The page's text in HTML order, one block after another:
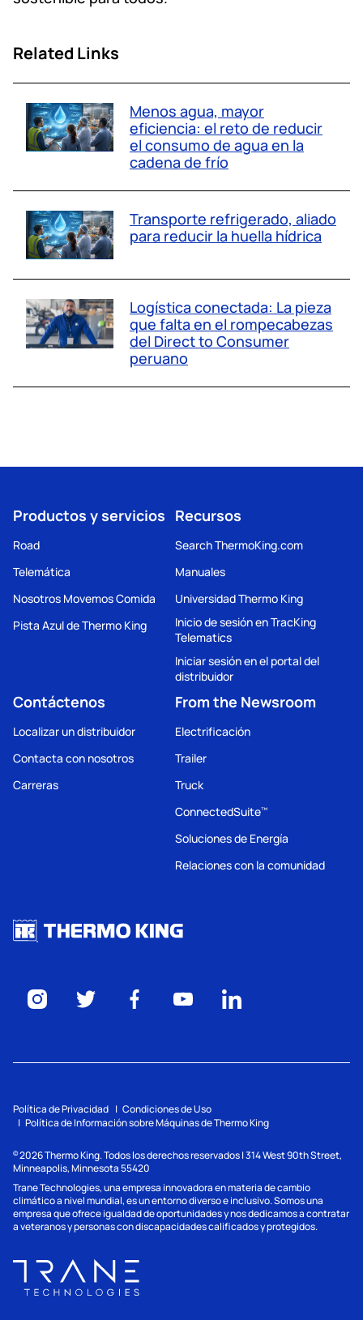
Related Links
Menos agua, mayor
eficiencia: el reto de reducir
el consumo de agua en la
cadena de frío
Transporte refrigerado, aliado
para reducir la huella hídrica
Logística conectada: La pieza
que falta en el rompecabezas
del Direct to Consumer
peruano
Productos y servicios
Road
Telemática
Nosotros Movemos Comida
Pista Azul de Thermo King
Recursos
Search ThermoKing.com
Manuales
Universidad Thermo King
Inicio de sesión en TracKing
Telematics
Iniciar sesión en el portal del
distribuidor
Contáctenos
Localizar un distribuidor
Contacta con nosotros
Carreras
From the Newsroom
Electrificación
Trailer
Truck
ConnectedSuite™
Soluciones de Energía
Relaciones con la comunidad
Política de Privacidad
Condiciones de Uso
Política de Información sobre Máquinas de Thermo King
© 2026Thermo King. Todos los derechos reservados | 314 West 90th Street,
Minneapolis, Minnesota 55420
Trane Technologies, una empresa innovadora en materia de cambio
climático a nivel mundial, es un entorno diverso e inclusivo. Somos una
empresa que ofrece igualdad de oportunidades y nos dedicamos a contratar
a veteranos y personas con discapacidades calificados y protegidos.